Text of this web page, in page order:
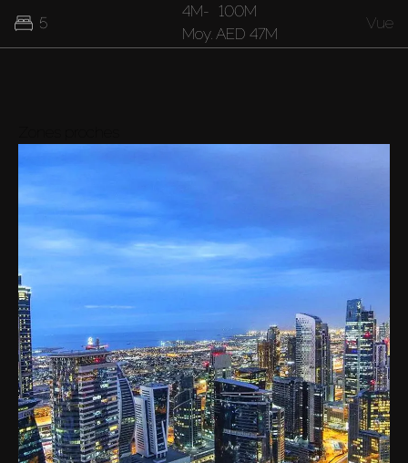
5
4M- 100M
Moy. AED 47M
Vue